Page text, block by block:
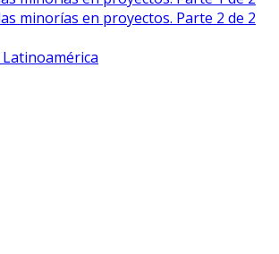
minorías en proyectos. Parte 2 de 2